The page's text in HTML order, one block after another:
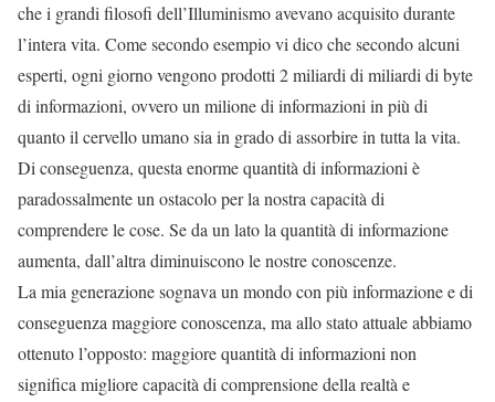
che i grandi filosofi dell’Illuminismo avevano acquisito durante
l’intera vita. Come secondo esempio vi dico che secondo alcuni
esperti, ogni giorno vengono prodotti 2 miliardi di miliardi di byte
di informazioni, ovvero un milione di informazioni in più di
quanto il cervello umano sia in grado di assorbire in tutta la vita.
Di conseguenza, questa enorme quantità di informazioni è
paradossalmente un ostacolo per la nostra capacità di
comprendere le cose. Se da un lato la quantità di informazione
aumenta, dall’altra diminuiscono le nostre conoscenze.
La mia generazione sognava un mondo con più informazione e di
conseguenza maggiore conoscenza, ma allo stato attuale abbiamo
ottenuto l’opposto: maggiore quantità di informazioni non
significa migliore capacità di comprensione della realtà e